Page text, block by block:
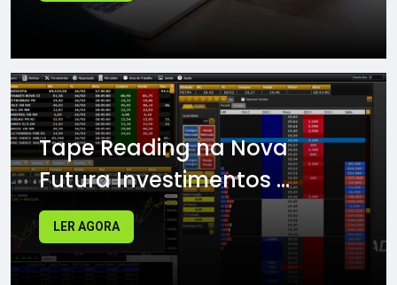
Tape Reading na Nova
Futura Investimentos ...
LER AGORA